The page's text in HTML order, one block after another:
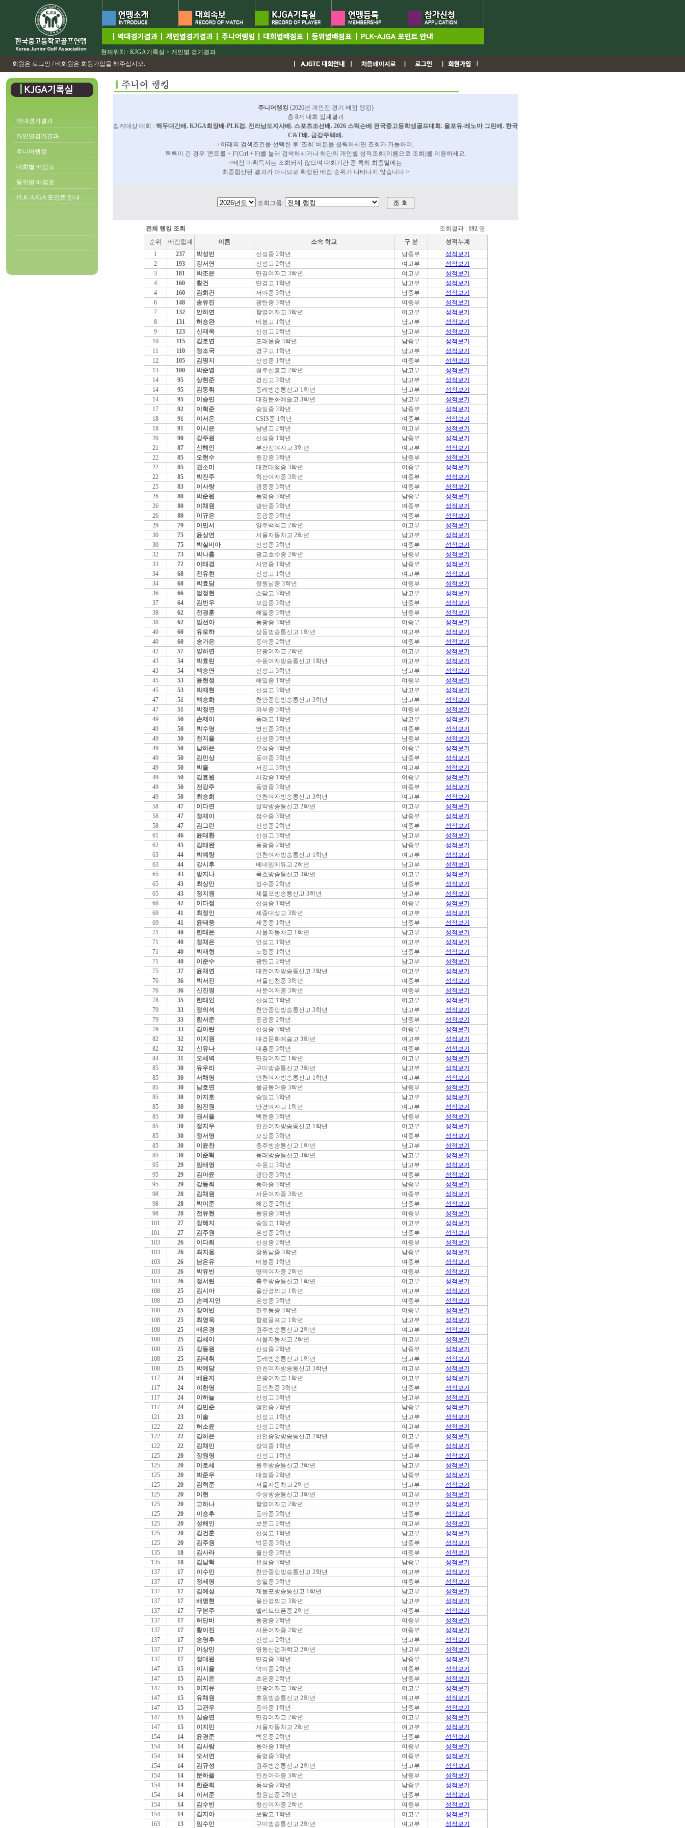
회원은 로그인 / 비회원은 회원가입을 해주십시오.
현재위치 : KJGA기록실 > 개인별 경기결과
역대경기결과
개인별경기결과
주니어랭킹
대회별 배점표
등위별 배점표
PLK-AJGA 포인트 안내
주니어랭킹 (2026년 개인전 경기 배점 랭킹)
총 8개 대회 집계결과
집계대상 대회 : 백두대간배. KJGA회장배-PLK컵. 전라남도지사배. 스포츠조선배. 2026 스릭슨배 전국중고등학생골프대회. 올포유-레노마 그린배. 한국
C&T배. 금강주택배.
/ 아래의 검색조건을 선택한 후 '조회' 버튼을 클릭하시면 조회가 가능하며,
목록이 긴 경우 '콘트롤 + F'(Ctrl + F)를 눌러 검색하시거나 하단의 개인별 성적조회(이름으로 조회)를 이용하세요.
<배점 미획득자는 조회되지 않으며 대회기간 중 특히 최종일에는
최종합산된 결과가 아니므로 확정된 배점 순위가 나타나지 않습니다.>
조회그룹:
전체 랭킹 조회 조회결과 : 192 명
순위
배점합계 이름 소속 학교 구 분
성적누계
1
237 박성빈 신성중 2학년 남중부
성적보기
2
193 강서연 신성고 2학년 여고부
성적보기
3
181 박조은 만경여자고 3학년 여고부
성적보기
4
160 황건 만경고 1학년 남고부
성적보기
4
160 김희건 서야중 3학년 남중부
성적보기
6
148 송유진 광탄중 3학년 여중부
성적보기
7
132 안하연 함열여자고 3학년 여고부
성적보기
8
131 허승완 비봉고 1학년 남고부
성적보기
9
123 신재욱 신성고 2학년 남고부
성적보기
10
115 김호연 도래울중 3학년 남중부
성적보기
11
110 정조국 경구고 1학년 남고부
성적보기
12
105 김명지 신성중 1학년 여중부
성적보기
13
100 박준영 청주신흥고 2학년 남고부
성적보기
14
95 상현준 경신고 3학년 남고부
성적보기
14
95 김동휘 동래방송통신고 1학년 남고부
성적보기
14
95 이승민 대경문화예술고 3학년 남고부
성적보기
17
92 이혁준 숭일중 3학년 남중부
성적보기
18
91 이서온 CSIS중 1학년 여중부
성적보기
18
91 이시은 남녕고 2학년 여고부
성적보기
20
90 강주원 신성중 1학년 남중부
성적보기
21
87 신해인 부산진여자고 3학년 여고부
성적보기
22
85 오현수 동강중 3학년 남중부
성적보기
22
85 권소미 대전대청중 3학년 여중부
성적보기
22
85 박진주 학산여자중 3학년 여중부
성적보기
25
83 이사랑 광풍중 3학년 여중부
성적보기
26
80 박준원 동영중 3학년 남중부
성적보기
26
80 이채원 광탄중 3학년 여중부
성적보기
26
80 이규은 동광중 3학년 여중부
성적보기
29
79 이민서 양주백석고 2학년 여고부
성적보기
30
75 윤상연 서울자동차고 2학년 남고부
성적보기
30
75 박실비아 신성중 3학년 여중부
성적보기
32
73 박나훔 광교호수중 2학년 남중부
성적보기
33
72 이태경 서연중 1학년 남중부
성적보기
34
68 전유현 신성고 1학년 여고부
성적보기
34
68 박효담 창원남중 3학년 여중부
성적보기
36
66 엄정현 소담고 3학년 남고부
성적보기
37
64 김빈우 보람중 3학년 남중부
성적보기
38
62 전경훈 해밀중 3학년 남중부
성적보기
38
62 임선아 동광중 3학년 여중부
성적보기
40
60 유로하 상동방송통신고 1학년 여고부
성적보기
40
60 송가은 동아중 2학년 여중부
성적보기
42
57 양하연 은광여자고 2학년 여고부
성적보기
43
54 박효린 수원여자방송통신고 1학년 여고부
성적보기
43
54 백승연 신성고 3학년 남고부
성적보기
45
53 용현정 해밀중 1학년 여중부
성적보기
45
53 박재현 신성고 3학년 남고부
성적보기
47
51 백승화 천안중앙방송통신고 3학년 남고부
성적보기
47
51 박정연 와부중 3학년 여중부
성적보기
49
50 손제이 동래고 1학년 남고부
성적보기
49
50 박수영 영신중 3학년 여중부
성적보기
49
50 천지율 신성중 3학년 남중부
성적보기
49
50 남하은 은성중 3학년 여중부
성적보기
49
50 김민상 동아중 3학년 남중부
성적보기
49
50 박율 서강고 3학년 여고부
성적보기
49
50 김효원 서강중 1학년 여중부
성적보기
49
50 전강주 동영중 3학년 여중부
성적보기
49
50 최승희 인천여자방송통신고 3학년 여고부
성적보기
58
47 이다연 설악방송통신고 2학년 여고부
성적보기
58
47 정재이 정수중 3학년 남중부
성적보기
58
47 김그린 신성중 2학년 여중부
성적보기
61
46 윤태환 신성고 3학년 남고부
성적보기
62
45 김태완 동광중 2학년 남중부
성적보기
63
44 박예랑 인천여자방송통신고 1학년 여고부
성적보기
63
44 강시후 베네뎀에듀고 2학년 남고부
성적보기
65
43 방지나 묵호방송통신고 3학년 여고부
성적보기
65
43 최상민 정수중 2학년 남중부
성적보기
65
43 정지원 제물포방송통신고 3학년 남고부
성적보기
68
42 이다정 신성중 1학년 여중부
성적보기
69
41 최정인 세종대성고 3학년 여고부
성적보기
69
41 윤태웅 세종중 1학년 남중부
성적보기
71
40 한태온 서울자동차고 1학년 남고부
성적보기
71
40 정채은 안성고 1학년 여고부
성적보기
71
40 박재형 노형중 1학년 남중부
성적보기
71
40 이준수 광탄고 2학년 남고부
성적보기
75
37 윤채연 대전여자방송통신고 2학년 여고부
성적보기
76
36 박서진 서울신천중 3학년 여중부
성적보기
76
36 신진영 서문여자중 3학년 여중부
성적보기
78
35 한태인 신성고 1학년 여고부
성적보기
79
33 정의석 천안중앙방송통신고 3학년 남고부
성적보기
79
33 함서준 동광중 2학년 남중부
성적보기
79
33 김아란 신성중 3학년 여중부
성적보기
82
32 이지원 대경문화예술고 3학년 여고부
성적보기
82
32 신유나 대흥중 3학년 여중부
성적보기
84
31 오세벽 만경여자고 1학년 여고부
성적보기
85
30 유우리 구미방송통신고 2학년 남고부
성적보기
85
30 서채영 인천여자방송통신고 1학년 여고부
성적보기
85
30 남호연 물금동아중 3학년 남중부
성적보기
85
30 이지호 숭일고 3학년 남고부
성적보기
85
30 임진원 만경여자고 1학년 여고부
성적보기
85
30 권서율 백현중 3학년 남중부
성적보기
85
30 정지우 인천여자방송통신고 1학년 여고부
성적보기
85
30 정서영 오상중 3학년 여중부
성적보기
85
30 이윤찬 충주방송통신고 1학년 남고부
성적보기
85
30 이준혁 동래방송통신고 3학년 남고부
성적보기
95
29 임태영 수원고 3학년 남고부
성적보기
95
29 김아윤 광탄중 3학년 여중부
성적보기
95
29 강동희 동아중 3학년 남중부
성적보기
98
28 김채원 서문여자중 3학년 여중부
성적보기
98
28 박이준 해강중 2학년 남중부
성적보기
98
28 전유현 동영중 3학년 여중부
성적보기
101
27 장혜지 숭일고 1학년 여고부
성적보기
101
27 김주원 은성중 2학년 남중부
성적보기
103
26 이다희 신성중 2학년 여중부
성적보기
103
26 최지웅 창원남중 3학년 남중부
성적보기
103
26 남은유 비봉중 1학년 여중부
성적보기
103
26 박유빈 영덕여자중 2학년 여중부
성적보기
103
26 정서린 충주방송통신고 1학년 여고부
성적보기
108
25 김시아 울산경의고 1학년 여고부
성적보기
108
25 손예지인 은성중 3학년 여중부
성적보기
108
25 장여빈 진주동중 3학년 여중부
성적보기
108
25 최영욱 함평골프고 1학년 남고부
성적보기
108
25 배은경 원주방송통신고 2학년 여고부
성적보기
108
25 김세이 서울자동차고 2학년 여고부
성적보기
108
25 강동원 신성중 2학년 남중부
성적보기
108
25 김태휘 동래방송통신고 1학년 남고부
성적보기
108
25 박예담 인천여자방송통신고 3학년 여고부
성적보기
117
24 배윤지 은광여자고 1학년 여고부
성적보기
117
24 이한영 동인천중 3학년 남중부
성적보기
117
24 이하늘 신성고 3학년 남고부
성적보기
117
24 김민준 청안중 2학년 남중부
성적보기
121
23 이솔 신성고 1학년 남고부
성적보기
122
22 허소윤 신성고 2학년 여고부
성적보기
122
22 김하은 천안중앙방송통신고 2학년 여고부
성적보기
122
22 김채민 장덕중 1학년 남중부
성적보기
125
20 장원영 신성고 1학년 남고부
성적보기
125
20 이호세 원주방송통신고 2학년 남고부
성적보기
125
20 박준우 대정중 2학년 남중부
성적보기
125
20 김혁준 서울자동차고 2학년 남고부
성적보기
125
20 이현 수성방송통신고 3학년 여고부
성적보기
125
20 고하나 함열여자고 2학년 여고부
성적보기
125
20 이승후 동아중 3학년 남중부
성적보기
125
20 성해인 보문고 2학년 여고부
성적보기
125
20 김건훈 신성고 1학년 남고부
성적보기
125
20 김주원 박문중 3학년 남중부
성적보기
135
18 김사라 월산중 3학년 여중부
성적보기
135
18 김남혁 유성중 3학년 남중부
성적보기
137
17 이수민 천안중앙방송통신고 2학년 여고부
성적보기
137
17 정세영 숭일중 3학년 여중부
성적보기
137
17 김예성 제물포방송통신고 1학년 남고부
성적보기
137
17 배명현 울산경의고 3학년 남고부
성적보기
137
17 구본주 엘리트오픈중 2학년 여중부
성적보기
137
17 허단비 동광중 2학년 여중부
성적보기
137
17 황이진 서문여자중 2학년 여중부
성적보기
137
17 송영후 신성고 2학년 남고부
성적보기
137
17 이상민 영동산업과학고 2학년 남고부
성적보기
137
17 정대원 만경중 3학년 남중부
성적보기
147
15 이시율 덕이중 2학년 여중부
성적보기
147
15 김시온 초은중 2학년 남중부
성적보기
147
15 이지유 은광여자고 3학년 여고부
성적보기
147
15 유채원 호원방송통신고 2학년 여고부
성적보기
147
15 고관우 동아중 1학년 남중부
성적보기
147
15 심승연 만경여자고 2학년 여고부
성적보기
147
15 이지민 서울자동차고 2학년 여고부
성적보기
154
14 윤경준 백운중 2학년 남중부
성적보기
154
14 김사랑 동아중 1학년 여중부
성적보기
154
14 오서연 동영중 3학년 여중부
성적보기
154
14 김규성 원주방송통신고 2학년 남고부
성적보기
154
14 문하율 인천아라중 3학년 남중부
성적보기
154
14 한준희 동삭중 2학년 남중부
성적보기
154
14 이서준 창원남중 2학년 남중부
성적보기
154
14 김수빈 청신여자중 2학년 여중부
성적보기
154
14 김지아 보람고 1학년 여고부
성적보기
163
13 임수민 구미방송통신고 2학년 여고부 성적보기